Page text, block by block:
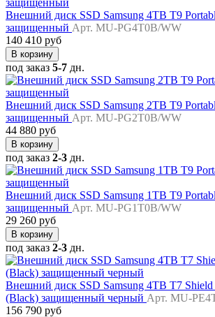
Внешний диск SSD Samsung 4TB T9
защищенный Арт. MU-PG4T0B/WW
140 410 руб
В корзину
под заказ 5-7 дн.
Внешний диск SSD Samsung 2TB T9
защищенный Арт. MU-PG2T0B/WW
44 880 руб
В корзину
под заказ 2-3 дн.
Внешний диск SSD Samsung 1TB T9
защищенный Арт. MU-PG1T0B/WW
29 260 руб
В корзину
под заказ 2-3 дн.
Внешний диск SSD Samsung 4TB T7 Shield
(Black) защищенный черный Арт. MU-
156 790 руб